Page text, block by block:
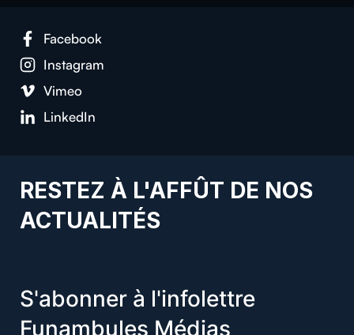
Facebook
Instagram
Vimeo
LinkedIn
RESTEZ À L'AFFÛT DE NOS
ACTUALITÉS
S'abonner à l'infolettre
Funambules Médias